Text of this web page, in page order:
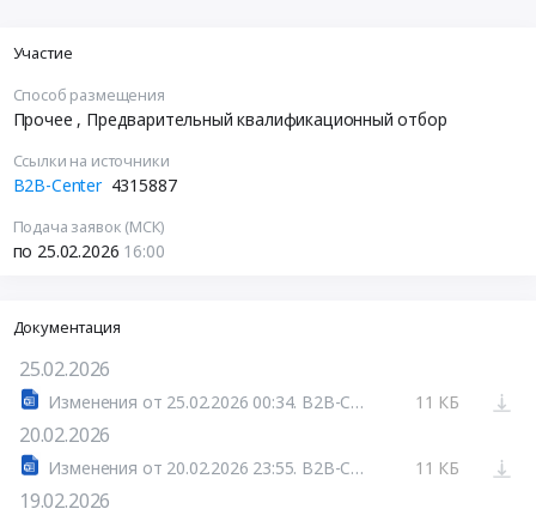
Участие
Способ размещения
Прочее , Предварительный квалификационный отбор
Ссылки на источники
B2B-Center 4315887
Подача заявок (МСК)
по 25.02.2026 16:00
Документация
25.02.2026
Изменения от 25.02.2026 00:34. B2B-Center 11 КБ
20.02.2026
Изменения от 20.02.2026 23:55. B2B-Center 11 КБ
19.02.2026